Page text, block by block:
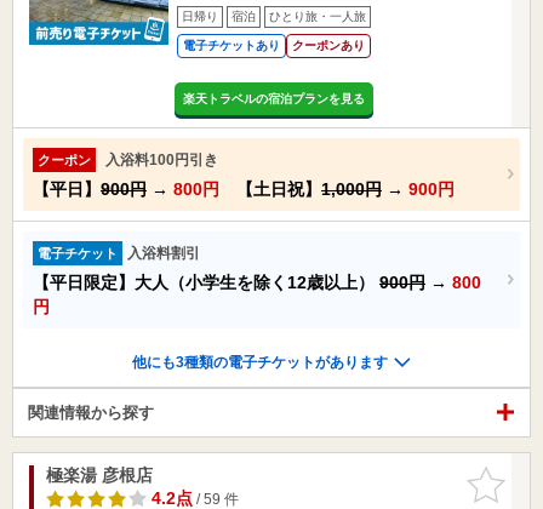
日帰り 宿泊 ひとり旅・一人旅
電子チケットあり クーポンあり
楽天トラベルの宿泊プランを見る
クーポン 入浴料100円引き
【平日】 900円 → 800円 【土日祝】 1,000円 → 900円
電子チケット 入浴料割引
【平日限定】大人（小学生を除く12歳以上） 900円 → 800
円
他にも3種類の電子チケットがあります
関連情報から探す
お気に入
りに追加
極楽湯 彦根店
4.2点/ 59 件